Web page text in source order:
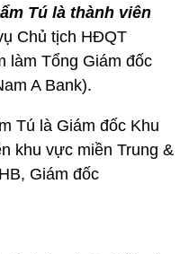
Tú là thành viên
Chủ tịch HĐQT
làm Tổng Giám đốc
A Bank).
Tú là Giám đốc Khu
khu vực miền Trung &
Giám đốc